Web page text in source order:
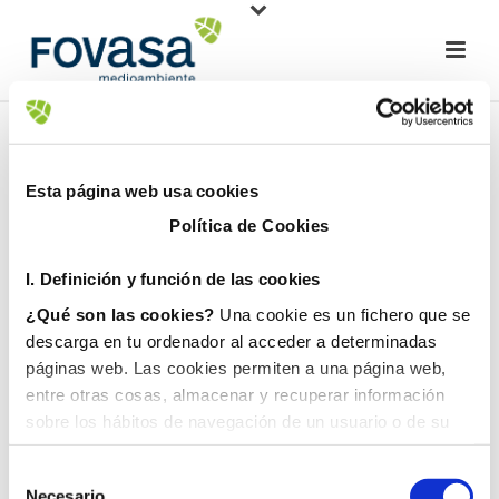
Esta página web usa cookies
Política de Cookies
I. Definición y función de las cookies
¿Qué son las cookies? Una cookie es un fichero que se
descarga en tu ordenador al acceder a determinadas
páginas web. Las cookies permiten a una página web,
entre otras cosas, almacenar y recuperar información
sobre los hábitos de navegación de un usuario o de su
equipo y, dependiendo de la información que contengan y
de la forma en que utilice su equipo, pueden utilizarse